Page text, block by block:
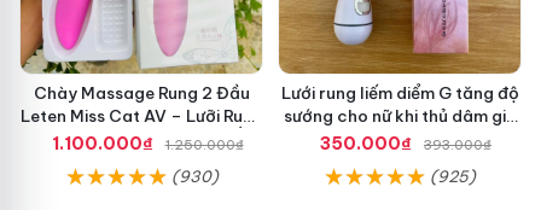
Chày Massage Rung 2 Đầu
Leten Miss Cat AV – Lưỡi Rung
Cực Mạnh & Chế Độ Sưởi Ấm
1.100.000₫ 1.250.000₫
(930)
Lưới rung liếm diểm G tăng độ
sướng cho nữ khi thủ dâm giá
rẻ
350.000₫ 393.000₫
(925)